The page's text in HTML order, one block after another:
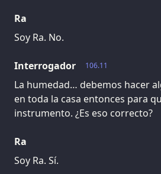
Ra
Soy Ra. No.
106.11
Interrogador
La humedad… debemos hacer
en toda la casa entonces para
instrumento. ¿Es eso correcto?
Ra
Soy Ra. Sí.